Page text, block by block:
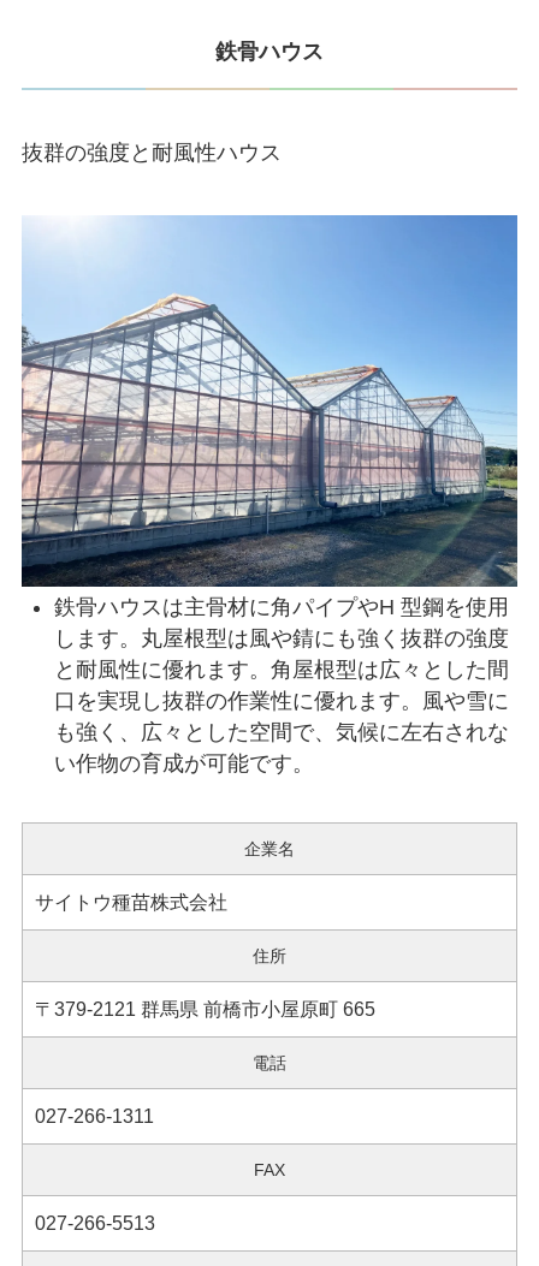
鉄骨ハウス
抜群の強度と耐風性ハウス
鉄骨ハウスは主骨材に角パイプやH 型鋼を使用
します。丸屋根型は風や錆にも強く抜群の強度
と耐風性に優れます。角屋根型は広々とした間
口を実現し抜群の作業性に優れます。風や雪に
も強く、広々とした空間で、気候に左右されな
い作物の育成が可能です。
企業名
サイトウ種苗株式会社
住所
〒379-2121 群馬県 前橋市小屋原町 665
電話
027-266-1311
FAX
027-266-5513